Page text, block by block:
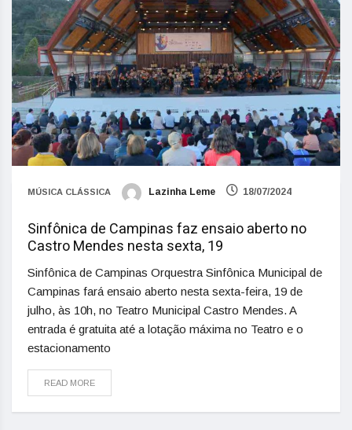
MÚSICA CLÁSSICA Lazinha Leme 18/07/2024
Sinfônica de Campinas faz ensaio aberto no
Castro Mendes nesta sexta, 19
Sinfônica de Campinas Orquestra Sinfônica Municipal de
Campinas fará ensaio aberto nesta sexta-feira, 19 de
julho, às 10h, no Teatro Municipal Castro Mendes. A
entrada é gratuita até a lotação máxima no Teatro e o
estacionamento
READ MORE